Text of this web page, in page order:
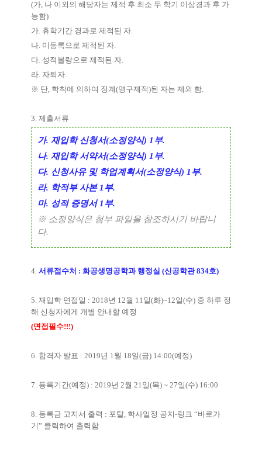
(가, 나 이외의 해당자는 제적 후 최소 두 학기 이상경과 후 가
능함)
가. 휴학기간 경과로 제적된 자.
나. 미등록으로 제적된 자.
다. 성적불량으로 제적된 자.
라. 자퇴자.
※ 단, 학칙에 의하여 징계(영구제적)된 자는 제외 함.
3. 제출서류
가. 재입학 신청서(소정양식) 1 부.
나. 재입학 서약서(소정양식) 1 부.
다. 신청사유 및 학업계획서(소정양식) 1 부.
라. 학적부 사본1 부.
마. 성적 증명서1 부.
※ 소정양식은 첨부 파일을 참조하시기 바랍니
다.
4. 서류접수처 : 화공생명공학과 행정실 (신공학관834호)
5. 재입학 면접일 : 2018년 12월 11일(화)~12일(수) 중 하루 정
해 신청자에게 개별 안내할 예정
(면접필수!!!)
6. 합격자 발표 : 2019년 1월 18일(금) 14:00(예정)
7. 등록기간(예정) : 2019년 2월 21일(목) ~ 27일(수) 16:00
8. 등록금 고지서 출력 : 포탈, 학사일정 공지-링크 “바로가
기” 클릭하여 출력함